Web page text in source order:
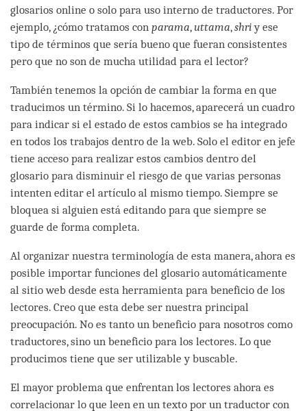
glosarios online o solo para uso interno de traductores. Por
ejemplo, ¿cómo tratamos con parama,uttama,shriy ese
tipo de términos que sería bueno que fueran consistentes
pero que no son de mucha utilidad para el lector?
También tenemos la opción de cambiar la forma en que
traducimos un término. Si lo hacemos, aparecerá un cuadro
para indicar si el estado de estos cambios se ha integrado
en todos los trabajos dentro de la web. Solo el editor en jefe
tiene acceso para realizar estos cambios dentro del
glosario para disminuir el riesgo de que varias personas
intenten editar el artículo al mismo tiempo. Siempre se
bloquea si alguien está editando para que siempre se
guarde de forma completa.
Al organizar nuestra terminología de esta manera, ahora es
posible importar funciones del glosario automáticamente
al sitio web desde esta herramienta para beneficio de los
lectores. Creo que esta debe ser nuestra principal
preocupación. No es tanto un beneficio para nosotros como
traductores, sino un beneficio para los lectores. Lo que
producimos tiene que ser utilizable y buscable.
El mayor problema que enfrentan los lectores ahora es
correlacionar lo que leen en un texto por un traductor con